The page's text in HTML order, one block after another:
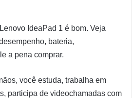
IdeaPad 1 é bom. Veja
bateria,
a pena comprar.
você estuda, trabalha em
participa de videochamadas com